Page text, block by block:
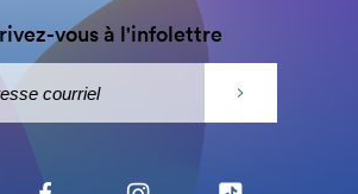
vous à l'infolettre